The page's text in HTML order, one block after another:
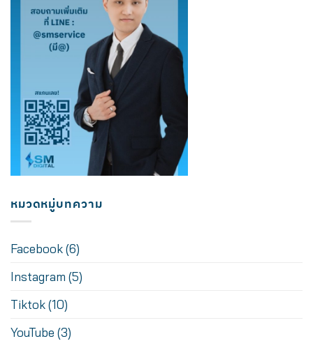
หมวดหมู่บทความ
Facebook(6)
Instagram (5)
Tiktok(10)
YouTube (3)